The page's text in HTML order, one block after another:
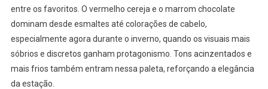
entre os favoritos. O vermelho cereja e o marrom chocolate
dominam desde esmaltes até colorações de cabelo,
especialmente agora durante o inverno, quando os visuais mais
sóbrios e discretos ganham protagonismo. Tons acinzentados e
mais frios também entram nessa paleta, reforçando a elegância
da estação.